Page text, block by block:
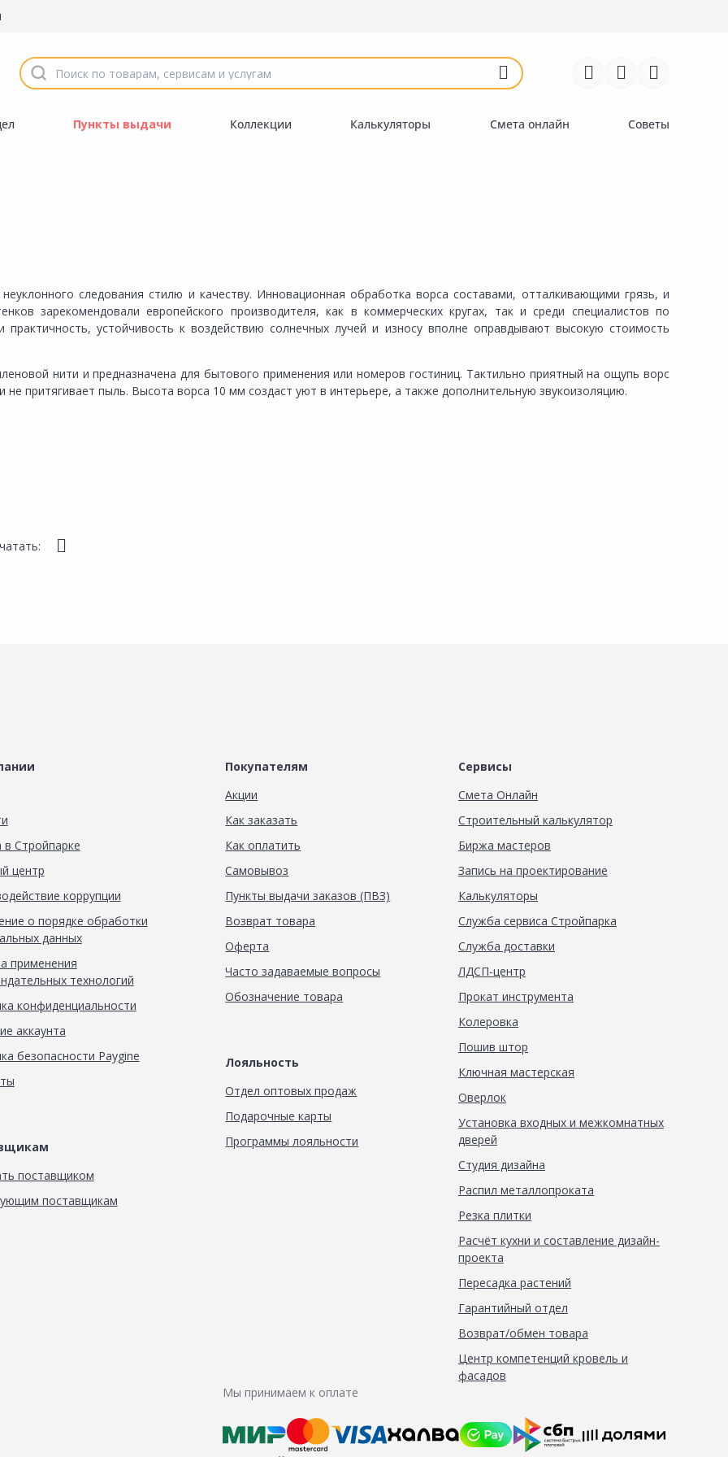
Пункты выдачи Коллекции Калькуляторы Смета онлайн Советы
следования стилю и качеству. Инновационная обработка ворса составами, отталкивающими грязь, и
зарекомендовали европейского производителя, как в коммерческих кругах, так и среди специалистов по
практичность, устойчивость к воздействию солнечных лучей и износу вполне оправдывают высокую стоимость
нити и предназначена для бытового применения или номеров гостиниц. Тактильно приятный на ощупь ворс
не притягивает пыль. Высота ворса 10 мм создаст уют в интерьере, а также дополнительную звукоизоляцию.
в Стройпарке
центр
коррупции
о порядке обработки
данных
применения
технологий
конфиденциальности
аккаунта
безопасности Paygine
поставщиком
поставщикам
Покупателям
Акции
Как заказать
Как оплатить
Самовывоз
Пункты выдачи заказов (ПВЗ)
Возврат товара
Оферта
Часто задаваемые вопросы
Обозначение товара
Лояльность
Отдел оптовых продаж
Подарочные карты
Программы лояльности
Сервисы
Смета Онлайн
Строительный калькулятор
Биржа мастеров
Запись на проектирование
Калькуляторы
Служба сервиса Стройпарка
Служба доставки
ЛДСП-центр
Прокат инструмента
Колеровка
Пошив штор
Ключная мастерская
Оверлок
Установка входных и межкомнатных
дверей
Студия дизайна
Распил металлопроката
Резка плитки
Расчёт кухни и составление дизайн-
проекта
Пересадка растений
Гарантийный отдел
Возврат/обмен товара
Центр компетенций кровель и
фасадов
Мы принимаем к оплате